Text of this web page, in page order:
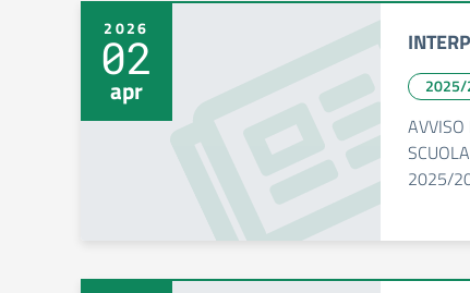
2026
02
apr
2025/